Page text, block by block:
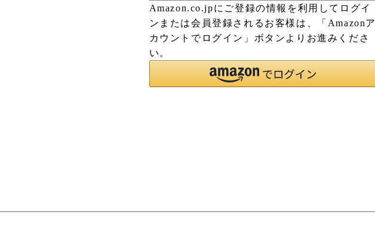
Amazon.co.jpにご登録の情報を利用してログイ
ンまたは会員登録されるお客様は、「Amazonア
カウントでログイン」ボタンよりお進みくださ
い。